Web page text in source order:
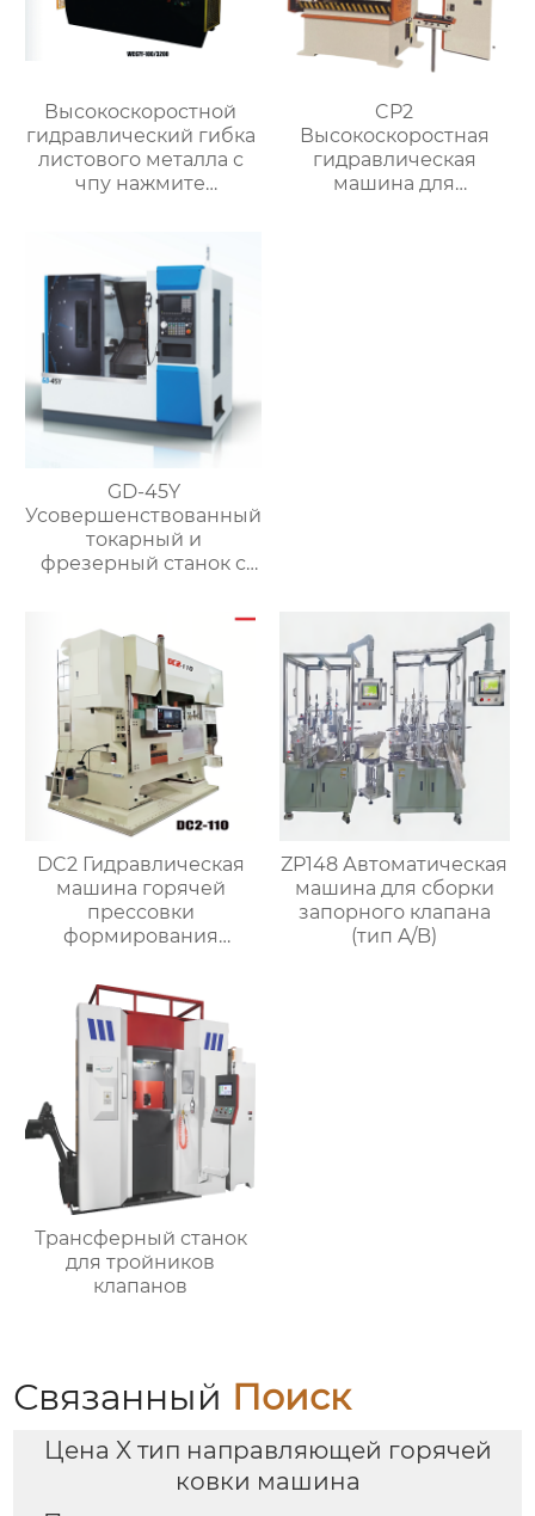
Высокоскоростной
гидравлический гибка
листового металла с
чпу нажмите
CP2
Высокоскоростная
гидравлическая
машина для
GD-45Y
Усовершенствованный
токарный и
фрезерный станок с
клапанов
DC2 Гидравлическая
машина горячей
прессовки
формирования
для латунного клапана
ZP148 Автоматическая
машина для сборки
запорного клапана
(тип A/B)
Трансферный станок
для тройников
клапанов
Связанный Поиск
Цена X тип направляющей горячей
ковки машина